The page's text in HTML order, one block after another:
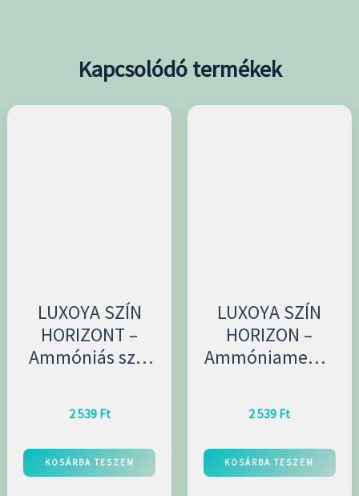
Kapcsolódó termékek
LUXOYA SZÍN
HORIZONT –
Ammóniás szín
2 539 Ft
KOSÁRBA TESZEM
LUXOYA SZÍN
HORIZON –
Ammóniamente
2 539 Ft
KOSÁRBA TESZEM